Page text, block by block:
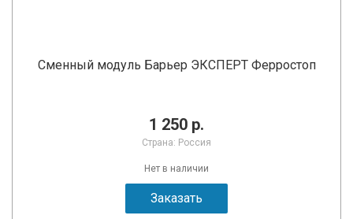
Сменный модуль Барьер ЭКСПЕРТ Ферростоп
1 250 р.
Страна: Россия
Нет в наличии
Заказать